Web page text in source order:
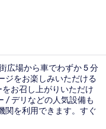
広場から車でわずか 5 分
ジをお楽しみいただける
お召し上がりいただけ
/ デリなどの人気設備も
関を利用できます。すぐ